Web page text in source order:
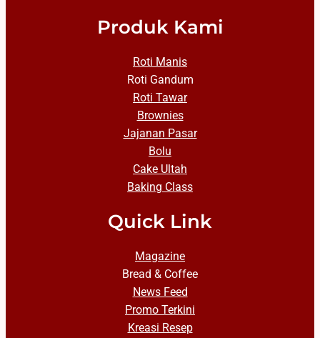
Produk Kami
Roti Manis
Roti Gandum
Roti Tawar
Brownies
Jajanan Pasar
Bolu
Cake Ultah
Baking Class
Quick Link
Magazine
Bread & Coffee
News Feed
Promo Terkini
Kreasi Resep